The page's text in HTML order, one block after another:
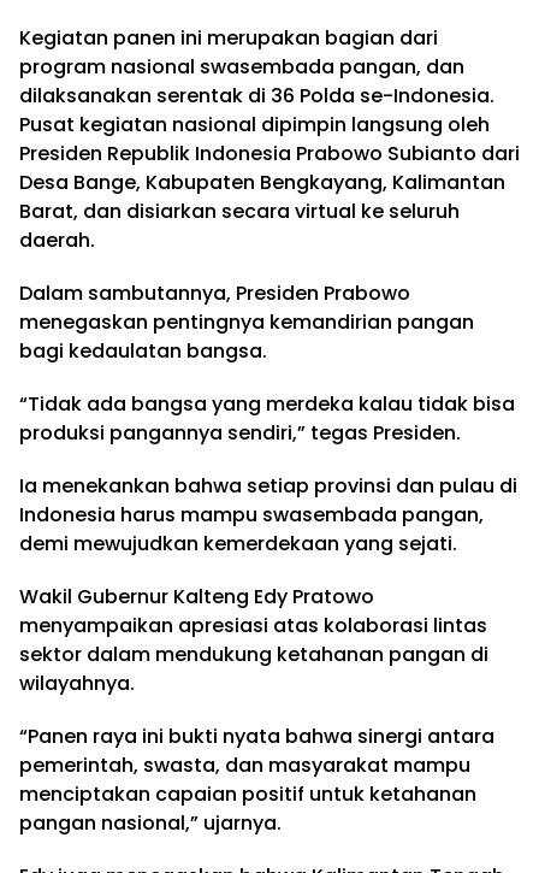
Kegiatan panen ini merupakan bagian dari
program nasional swasembada pangan, dan
dilaksanakan serentak di 36 Polda se-Indonesia.
Pusat kegiatan nasional dipimpin langsung oleh
Presiden Republik Indonesia Prabowo Subianto dari
Desa Bange, Kabupaten Bengkayang, Kalimantan
Barat, dan disiarkan secara virtual ke seluruh
daerah.
Dalam sambutannya, Presiden Prabowo
menegaskan pentingnya kemandirian pangan
bagi kedaulatan bangsa.
“Tidak ada bangsa yang merdeka kalau tidak bisa
produksi pangannya sendiri,” tegas Presiden.
Ia menekankan bahwa setiap provinsi dan pulau di
Indonesia harus mampu swasembada pangan,
demi mewujudkan kemerdekaan yang sejati.
Wakil Gubernur Kalteng Edy Pratowo
menyampaikan apresiasi atas kolaborasi lintas
sektor dalam mendukung ketahanan pangan di
wilayahnya.
“Panen raya ini bukti nyata bahwa sinergi antara
pemerintah, swasta, dan masyarakat mampu
menciptakan capaian positif untuk ketahanan
pangan nasional,” ujarnya.